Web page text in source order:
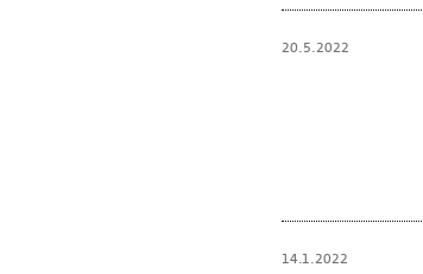
20.5.2022
14.1.2022